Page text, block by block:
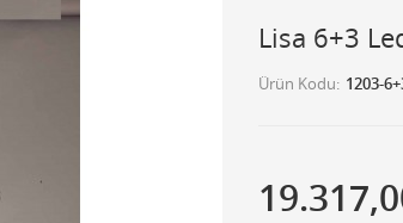
Lisa 6+3
Ürün Kodu 1203-